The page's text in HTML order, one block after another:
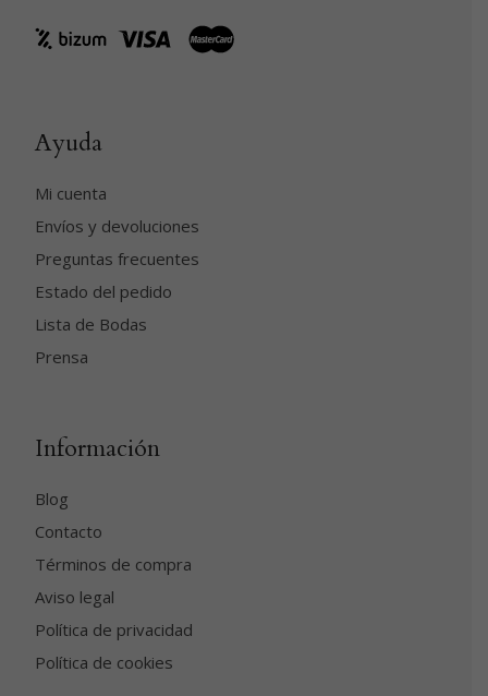
Ayuda
Mi cuenta
Envíos y devoluciones
Preguntas frecuentes
Estado del pedido
Lista de Bodas
Prensa
Información
Blog
Contacto
Términos de compra
Aviso legal
Política de privacidad
Política de cookies